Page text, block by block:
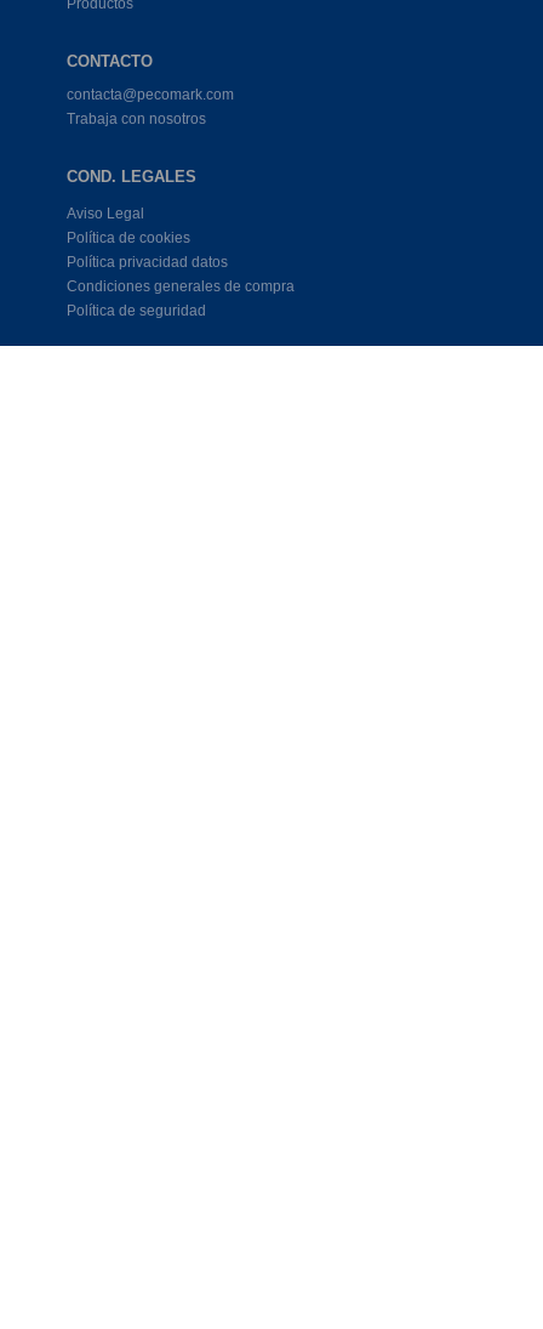
CONTACTO
contacta@pecomark.com
Trabaja con nosotros
COND. LEGALES
Aviso Legal
Política de cookies
Política privacidad datos
Condiciones generales de compra
Política de seguridad